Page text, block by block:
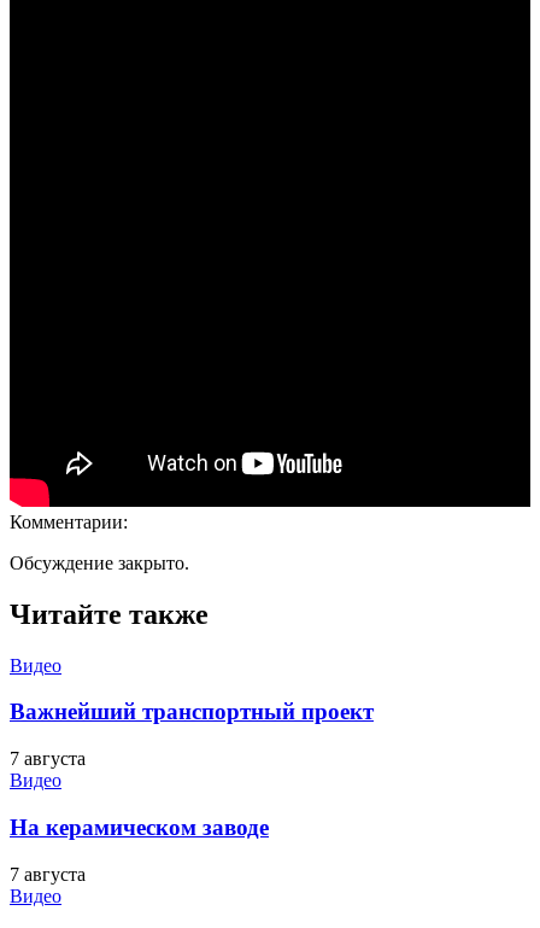
Комментарии:
Обсуждение закрыто.
Читайте также
Видео
Важнейший транспортный проект
7 августа
Видео
На керамическом заводе
7 августа
Видео